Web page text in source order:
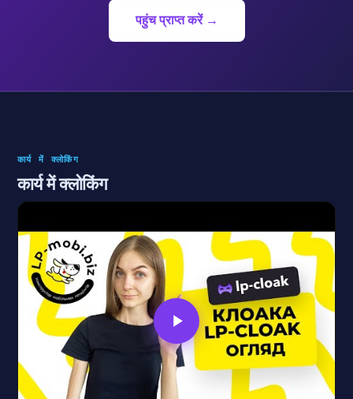
पहुंच प्राप्त करें →
कार्य में क्लोकिंग
कार्य में क्लोकिंग